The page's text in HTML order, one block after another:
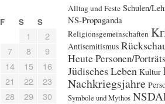
F S S
1
2
7 8
9
14 15
16
21 22
23
28 29
30
Alltag und Feste Schulen/
NS-Propaganda
Religionsgemeinschaften
Antisemitismus
HeutePersonen/
Jüdisches Leben Kultur
Nachkriegsjahre
Symbole und Mythos